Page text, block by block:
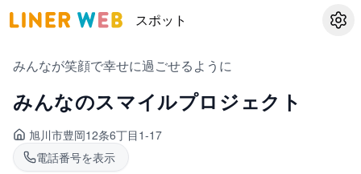
スポット 設定
みんなが笑顔で幸せに過ごせるように
みんなのスマイルプロジェクト
旭川市豊岡12条6丁目1-17
電話番号を表示